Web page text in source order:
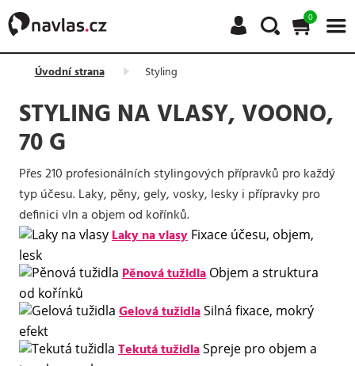
0
Úvodní strana Styling
STYLING NA VLASY, VOONO,
70 G
Přes 210 profesionálních stylingových přípravků pro každý
typ účesu. Laky, pěny, gely, vosky, lesky i přípravky pro
definici vln a objem od kořínků.
Laky na vlasy Fixace účesu, objem,
lesk
Pěnová tužidla Objem a struktura
od kořínků
Gelová tužidlaSilná fixace, mokrý
efekt
Tekutá tužidlaSpreje pro objem a